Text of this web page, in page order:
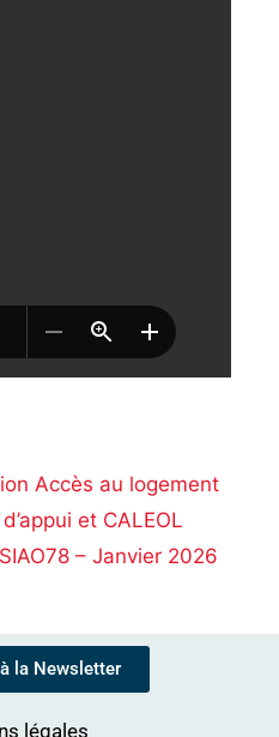
Accès au logement
et CALEOL
– Janvier 2026
la Newsletter
légales